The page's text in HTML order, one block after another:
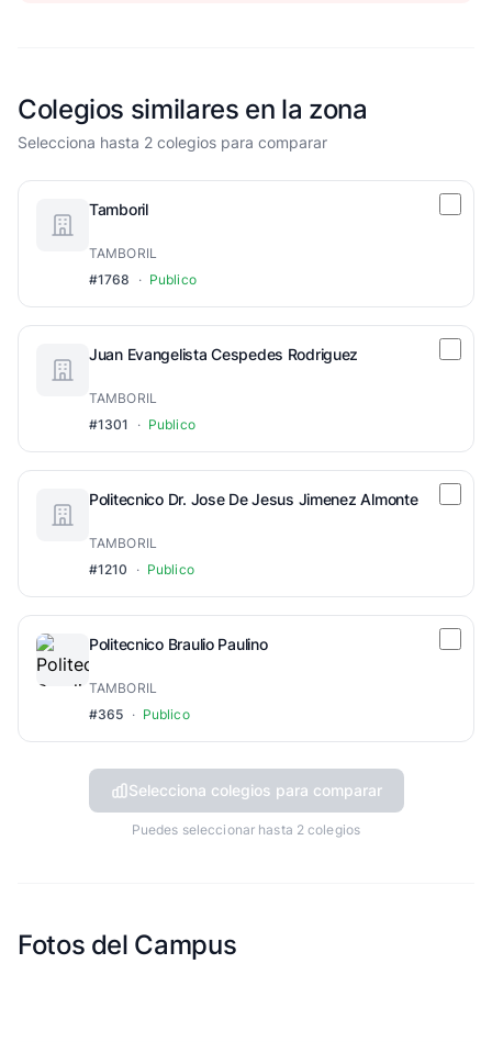
Colegios similares en la zona
Selecciona hasta 2 colegios para comparar
Tamboril
TAMBORIL
#1768
· Publico
Juan Evangelista Cespedes Rodriguez
TAMBORIL
#1301
· Publico
Politecnico Dr. Jose De Jesus Jimenez Almonte
TAMBORIL
#1210
· Publico
Politecnico Braulio Paulino
TAMBORIL
#365 · Publico
Selecciona colegios para comparar
Puedes seleccionar hasta 2 colegios
Fotos del Campus